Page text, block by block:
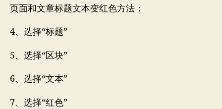
页面和文章标题文本变红色方法：
4、选择“标题”
5、选择“区块”
6、选择“文本”
7、选择“红色”